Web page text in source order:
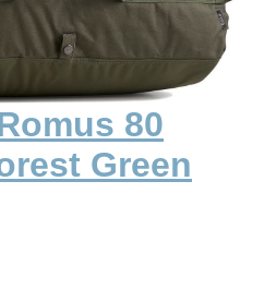
80
Green